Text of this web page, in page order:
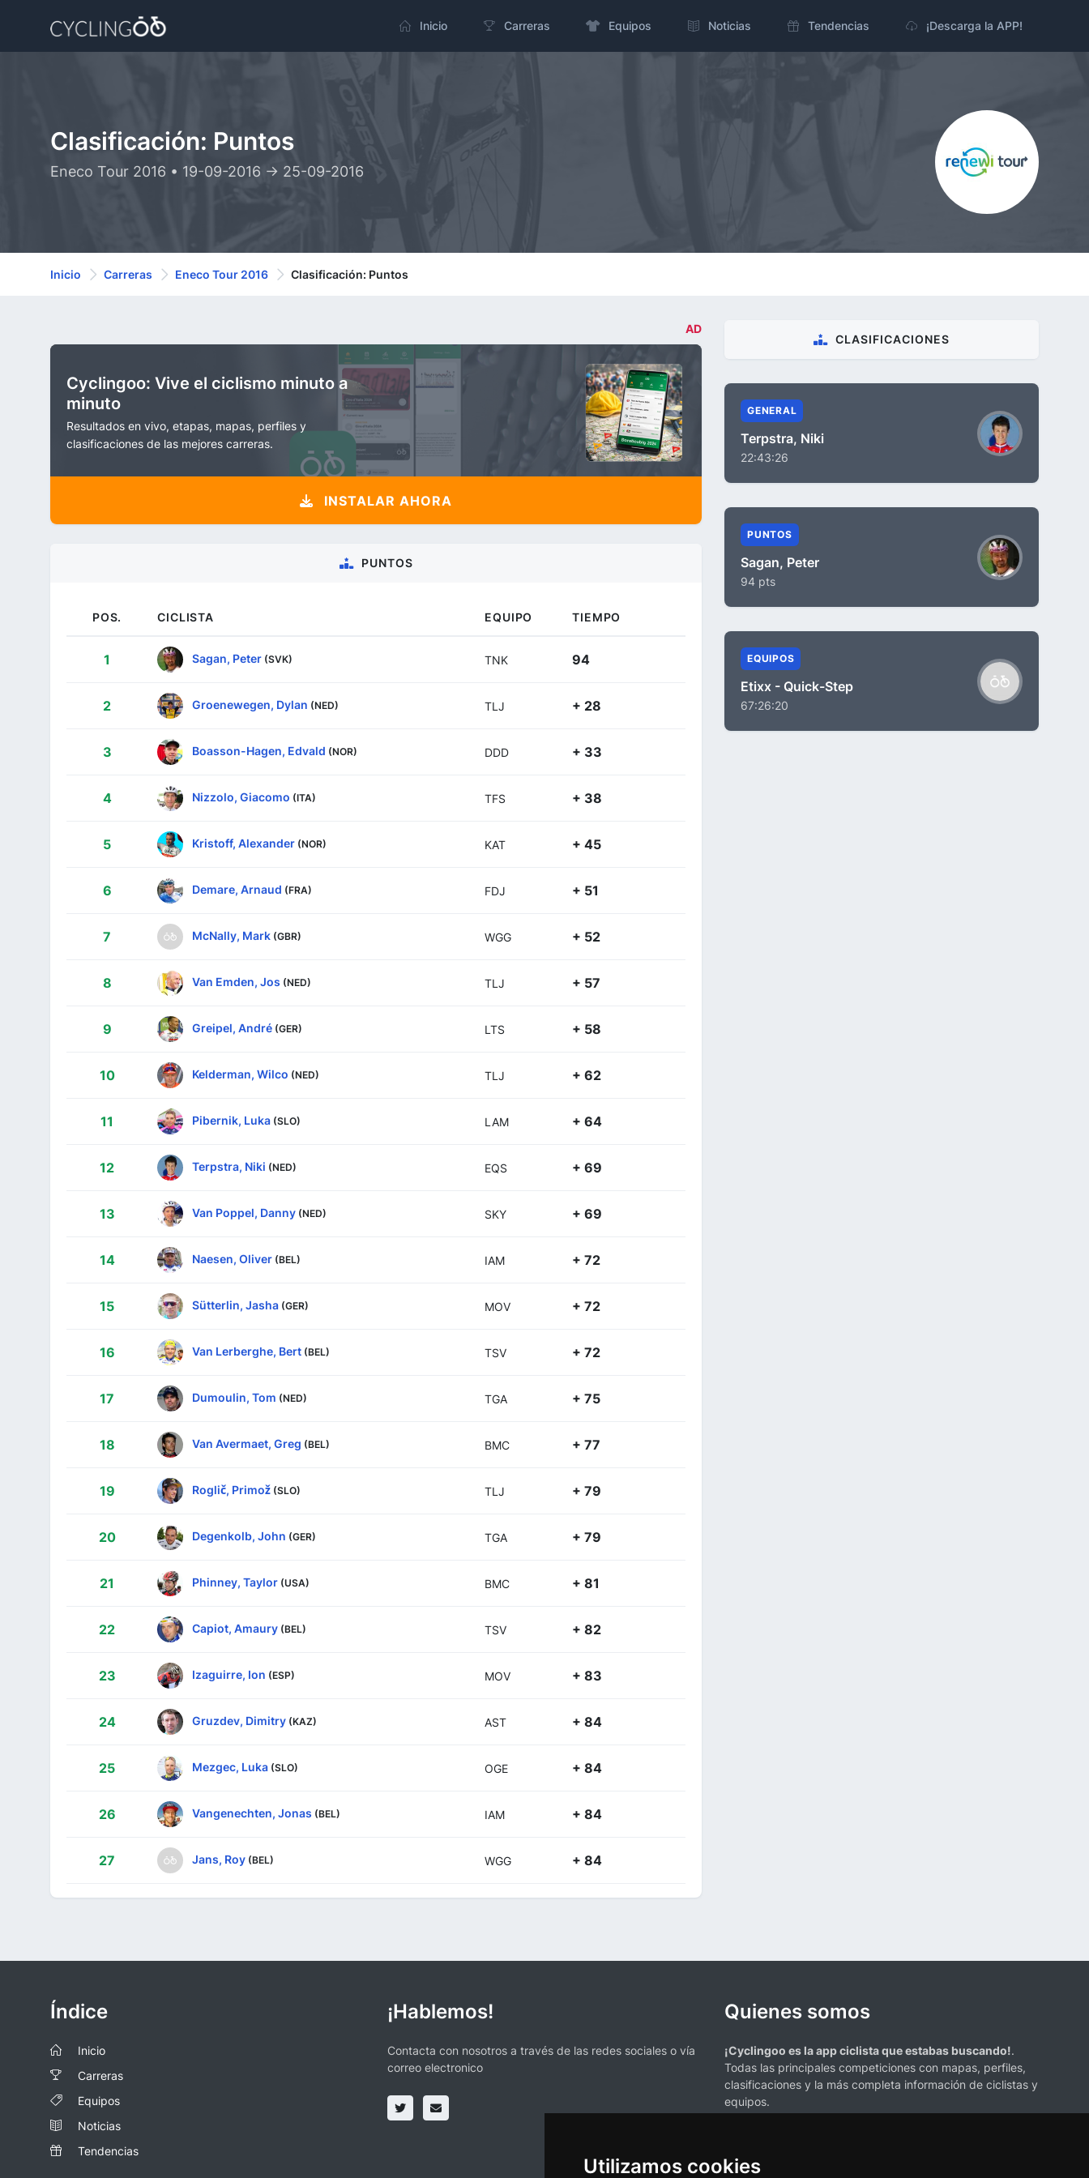
Utilizamos cookies
Inicio Carreras Equipos Noticias Tendencias ¡Descarga la APP!
Clasificación: Puntos
Eneco Tour 2016 • 19-09-2016 -> 25-09-2016
Inicio Carreras Eneco Tour 2016 Clasificación: Puntos
AD
Cyclingoo: Vive el ciclismo minuto a
minuto
Resultados en vivo, etapas, mapas, perfiles y
clasificaciones de las mejores carreras.
INSTALAR AHORA
PUNTOS
POS. CICLISTA EQUIPO TIEMPO
1 Sagan, Peter (SVK) TNK 94
2 Groenewegen, Dylan (NED) TLJ + 28
3 Boasson-Hagen, Edvald (NOR) DDD + 33
4 Nizzolo, Giacomo (ITA) TFS + 38
5 Kristoff, Alexander (NOR) KAT + 45
6 Demare, Arnaud (FRA) FDJ + 51
7 McNally, Mark (GBR) WGG + 52
8 Van Emden, Jos (NED) TLJ + 57
9 Greipel, André (GER) LTS + 58
10 Kelderman, Wilco (NED) TLJ + 62
11 Pibernik, Luka (SLO) LAM + 64
12 Terpstra, Niki (NED) EQS + 69
13 Van Poppel, Danny (NED) SKY + 69
14 Naesen, Oliver (BEL) IAM + 72
15 Sütterlin, Jasha (GER) MOV + 72
16 Van Lerberghe, Bert (BEL) TSV + 72
17 Dumoulin, Tom (NED) TGA + 75
18 Van Avermaet, Greg (BEL) BMC + 77
19 Roglič, Primož (SLO) TLJ + 79
20 Degenkolb, John (GER) TGA + 79
21 Phinney, Taylor (USA) BMC + 81
22 Capiot, Amaury (BEL) TSV + 82
23 Izaguirre, Ion (ESP) MOV + 83
24 Gruzdev, Dimitry (KAZ) AST + 84
25 Mezgec, Luka (SLO) OGE + 84
26 Vangenechten, Jonas (BEL) IAM + 84
27 Jans, Roy (BEL) WGG + 84
CLASIFICACIONES
GENERAL
Terpstra, Niki
22:43:26
PUNTOS
Sagan, Peter
94 pts
EQUIPOS
Etixx - Quick-Step
67:26:20
Índice
Inicio
Carreras
Equipos
Noticias
Tendencias
¡Hablemos!
Contacta con nosotros a través de las redes sociales o vía
correo electronico
Quienes somos
¡Cyclingoo es la app ciclista que estabas buscando!.
Todas las principales competiciones con mapas, perfiles,
clasificaciones y la más completa información de ciclistas y
equipos.